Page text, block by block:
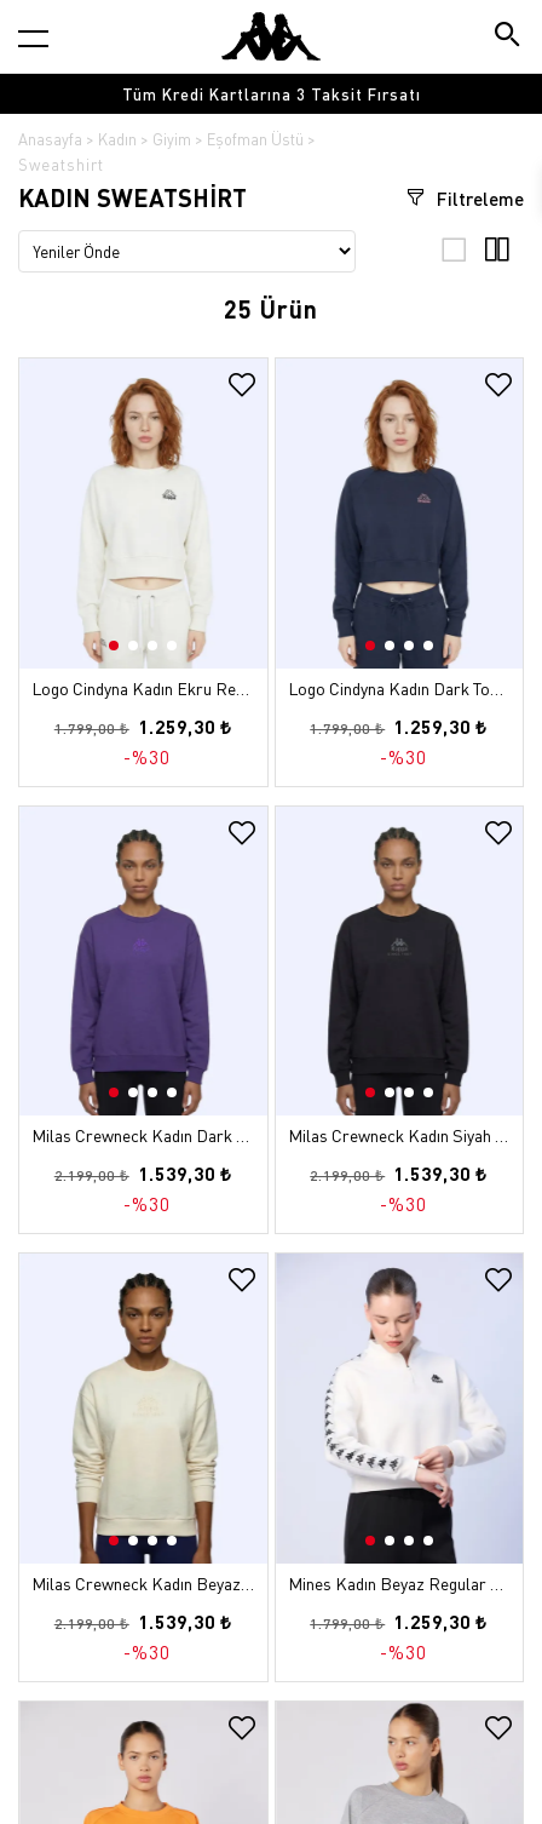
Tüm Kredi Kartlarına 3 Taksit Fırsatı
Anasayfa Kadın Giyim
Eşofman Üstü
Sweatshirt
KADIN SWEATSHIRT
25 Ürün
Filtreleme
1.799,00 ₺
1.259,30 ₺
-%30
1.799,00 ₺ 1.259,30 ₺
-%30
2.199,00 ₺
1.539,30 ₺
-%30
2.199,00 ₺ 1.539,30 ₺
-%30
2.199,00 ₺
1.539,30 ₺
-%30
1.799,00 ₺ 1.259,30 ₺
-%30